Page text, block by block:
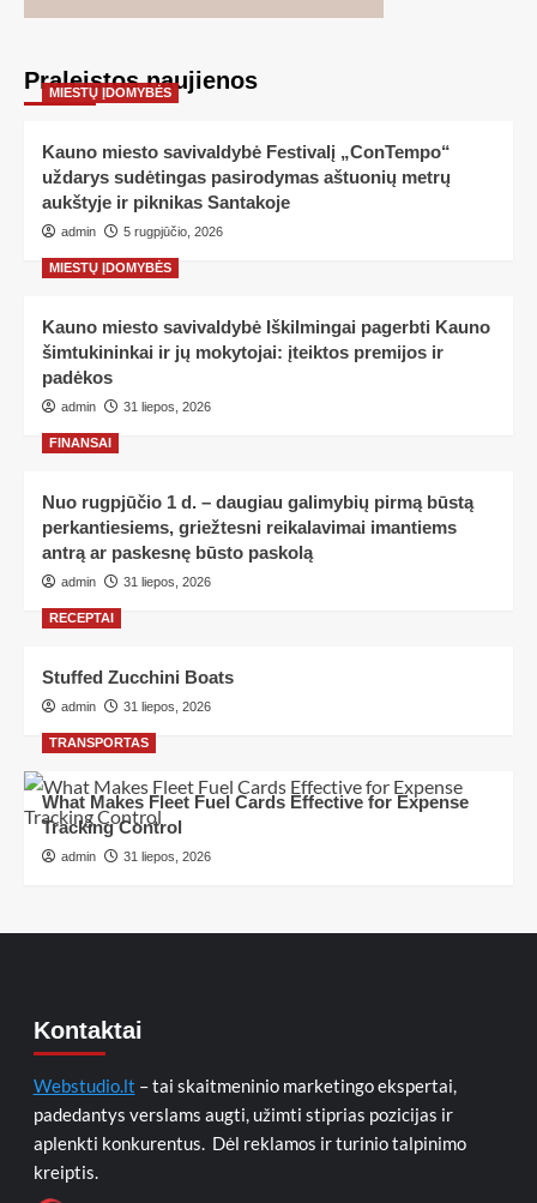
Praleistos naujienos
MIESTŲ ĮDOMYBĖS
Kauno miesto savivaldybė Festivalį „ConTempo“
uždarys sudėtingas pasirodymas aštuonių metrų
aukštyje ir piknikas Santakoje
admin 5 rugpjūčio, 2026
MIESTŲ ĮDOMYBĖS
Kauno miesto savivaldybė Iškilmingai pagerbti Kauno
šimtukininkai ir jų mokytojai: įteiktos premijos ir
padėkos
admin 31 liepos, 2026
FINANSAI
Nuo rugpjūčio 1 d. – daugiau galimybių pirmą būstą
perkantiesiems, griežtesni reikalavimai imantiems
antrą ar paskesnę būsto paskolą
admin 31 liepos, 2026
RECEPTAI
Stuffed Zucchini Boats
admin 31 liepos, 2026
TRANSPORTAS
What Makes Fleet Fuel Cards Effective for Expense
Tracking Control
admin 31 liepos, 2026
Kontaktai
Webstudio.lt – tai skaitmeninio marketingo ekspertai,
padedantys verslams augti, užimti stiprias pozicijas ir
aplenkti konkurentus. Dėl reklamos ir turinio talpinimo
kreiptis.